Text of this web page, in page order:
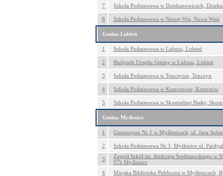
7 Szkoła Podstawowa w Dziekanowicach,
8 Szkoła Podstawowa w Nowej Wsi, Nowa Wieś
Gmina Lubień
1 Szkoła Podstawowa w Lubniu, Lubień
2 Budynek Urzędu Gminy w Lubniu, Lubień
3 Szkoła Podstawowa w Tenczynie, Tenczyn
4 Szkoła Podstawowa w Krzeczowie, Krzeczów
5 Szkoła Podstawowa w Skomielnej Białej,
Gmina Myślenice
1 Gimnazjum Nr 1 w Myślenicach, ul. Jana
2 Szkoła Podstawowa Nr 3, Myślenice ul.
3
Zespół Szkół im. Andrzeja Średniawskiego w
97b,Myślenice
4
Miejska Biblioteka Publiczna w Myślenicach,